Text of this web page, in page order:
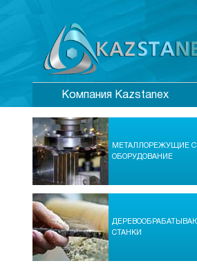
Компания Kazstanex
МЕТАЛЛОРЕЖУЩИЕ
ОБОРУДОВАНИЕ
СТАНКИ